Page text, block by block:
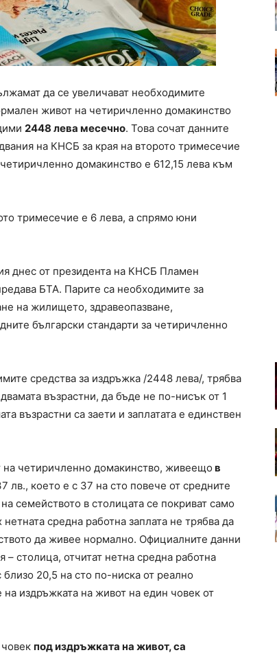
да се увеличават необходимите
живот на четиричленно домакинство
2448 лева месечно. Това сочат данните
на КНСБ за края на второто тримесечие
домакинство е 612,15 лева към
тримесечие е 6 лева, а спрямо юни
днес от президента на КНСБ Пламен
БТА. Парите са необходимите за
на жилището, здравеопазване,
български стандарти за четиричленно
средства за издръжка /2448 лева/, трябва
възрастни, да бъде не по-нисък от 1
възрастни са заети и заплатата е единствен
четиричленно домакинство, живеещо в
лв., което е с 37 на сто повече от средните
семейството в столицата се покриват само
нетната средна работна заплата не трябва да
да живее нормално. Официалните данни
столица, отчитат нетна средна работна
близо 20,5 на сто по-ниска от реално
издръжката на живот на един човек от
под издръжката на живот, са